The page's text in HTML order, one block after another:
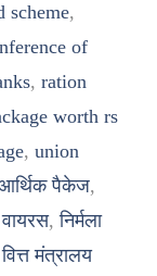
scheme,
of
, ration
worth rs
, union
पैकेज,
वायरस,निर्मला
वित्त मंत्रालय